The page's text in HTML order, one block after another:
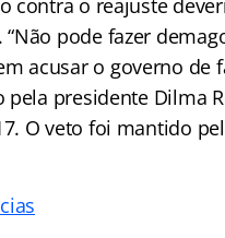
contra o reajuste
pode fazer
acusar o governo de
presidente Dilma
O veto foi mantido